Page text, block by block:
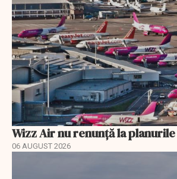
Wizz Air nu renunță la
06 AUGUST 2026